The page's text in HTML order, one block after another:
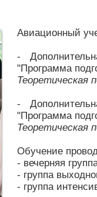
Авиационный
-
"Программа
Теоретическая
-
"Программа
Теоретическая
Обучение
- вечерняя
- группа
- группа